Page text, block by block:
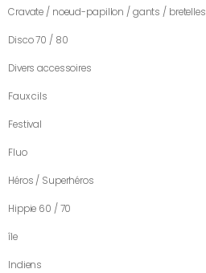
Cravate / noeud-papillon / gants / bretelles
Disco 70 / 80
Divers accessoires
Faux cils
Festival
Fluo
Héros / Superhéros
Hippie 60 / 70
île
Indiens